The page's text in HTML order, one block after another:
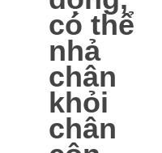
có thể
nhả
chân
khỏi
chân